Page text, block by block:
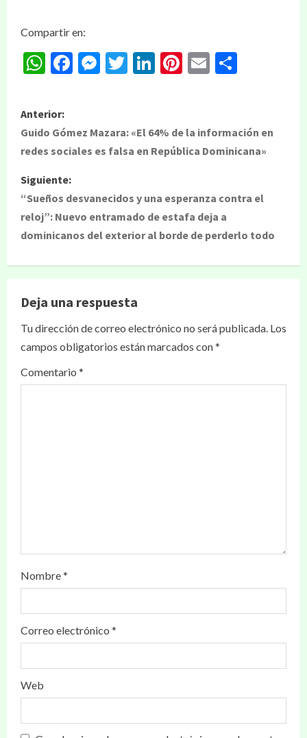
Compartir en:
WhatsApp
Facebook
Messenger
Twitter
LinkedIn
Pinterest
Email
Anterior:
Guido Gómez Mazara: «El 64% de la información en
redes sociales es falsa en República Dominicana»
Siguiente:
“Sueños desvanecidos y una esperanza contra el
reloj”: Nuevo entramado de estafa deja a
dominicanos del exterior al borde de perderlo todo
Deja una respuesta
Tu dirección de correo electrónico no será publicada. Los
campos obligatorios están marcados con*
Comentario *
Nombre*
Correo electrónico *
Web